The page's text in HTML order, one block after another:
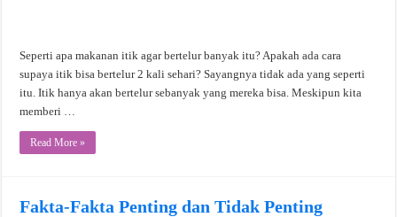
Seperti apa makanan itik agar bertelur banyak itu? Apakah ada cara
supaya itik bisa bertelur 2 kali sehari? Sayangnya tidak ada yang seperti
itu. Itik hanya akan bertelur sebanyak yang mereka bisa. Meskipun kita
memberi …
Read More »
Fakta-Fakta Penting dan Tidak Penting